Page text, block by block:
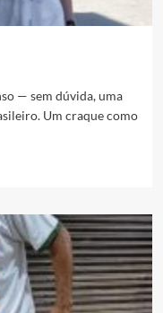
— sem dúvida, uma
Um craque como